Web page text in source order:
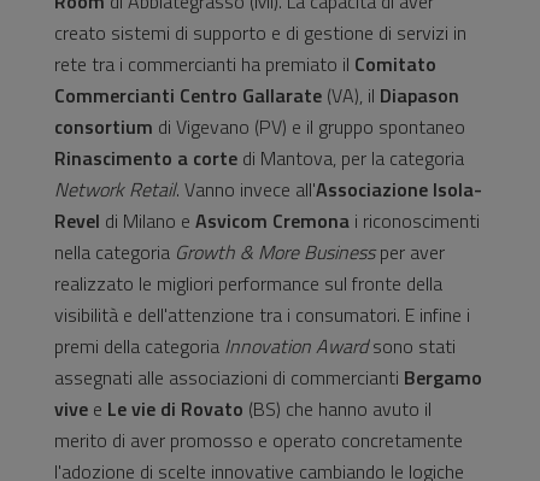
creato sistemi di supporto e di gestione di servizi in
rete tra i commercianti ha premiato il Comitato
Commercianti Centro Gallarate(VA), il Diapason
consortium di Vigevano (PV) e il gruppo spontaneo
Rinascimento a cortedi Mantova, per la categoria
Network Retail. Vanno invece all'Associazione Isola-
Revel di Milano e Asvicom Cremonai riconoscimenti
nella categoria Growth & More Businessper aver
realizzato le migliori performance sul fronte della
visibilità e dell'attenzione tra i consumatori. E infine i
premi della categoria Innovation Awardsono stati
assegnati alle associazioni di commercianti Bergamo
vivee Le vie di Rovato (BS) che hanno avuto il
merito di aver promosso e operato concretamente
l'adozione di scelte innovative cambiando le logiche